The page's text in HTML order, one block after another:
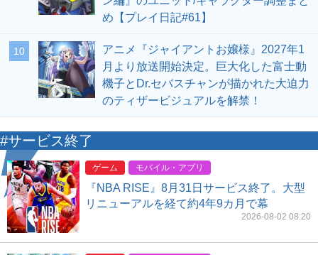
め【プレイ日記#61】
10
アニメ『ジャイアントお嬢様』2027年1
月より放送開始決定。巨大化した富士動
機子とDr.セバスチャンが描かれた大迫力
のティザービジュアルを解禁！
#サービス終了
ゲーム モバイル・アプリ
『NBA RISE』8月31日サービス終了。大型
リニューアルを経て約4年9カ月で幕
2026-08-02 08:20